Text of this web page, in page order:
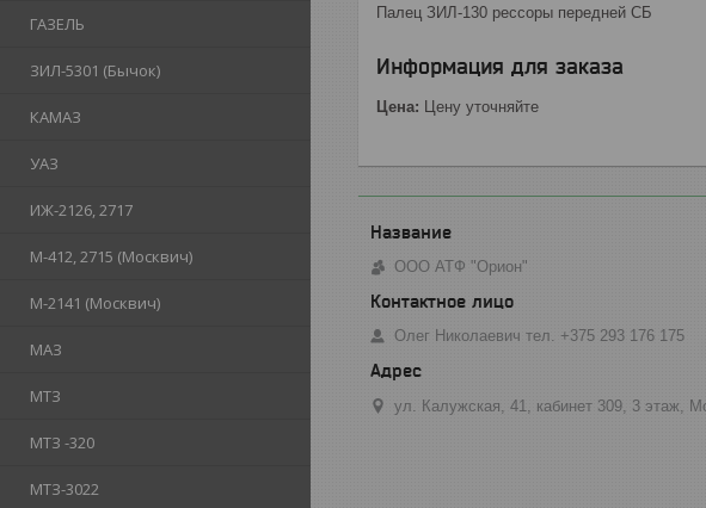
ГАЗЕЛЬ
ЗИЛ-5301 (Бычок)
КАМАЗ
УАЗ
ИЖ-2126, 2717
М-412, 2715 (Москвич)
М-2141 (Москвич)
МАЗ
МТЗ
МТЗ -320
МТЗ-3022
Палец ЗИЛ-130 рессоры передней СБ
Информация для заказа
Цена: Цену уточняйте
ООО АТФ "Орион"
Олег Николаевич тел. +375 293 176 175
ул. Калужская, 41, кабинет 309, 3 этаж,